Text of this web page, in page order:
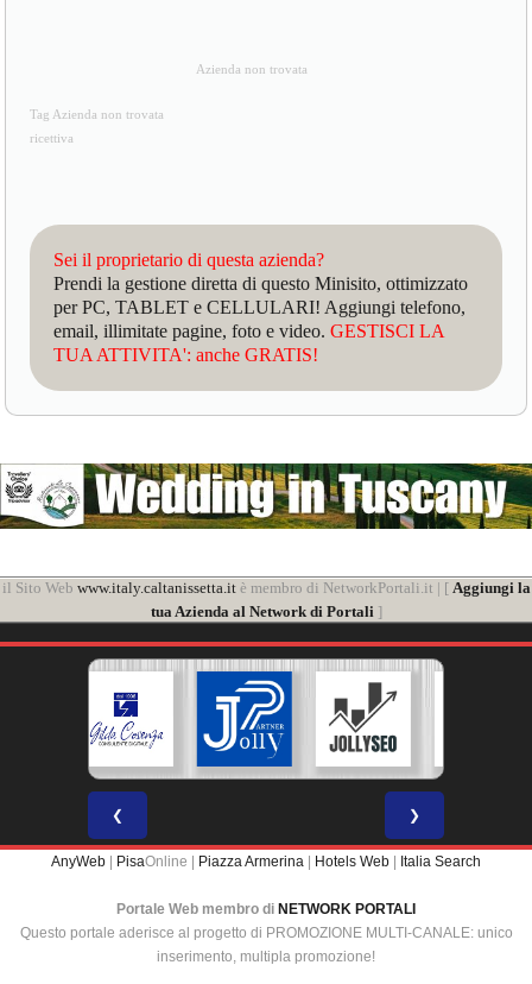
Azienda non trovata
Tag Azienda non trovata
ricettiva
Sei il proprietario di questa azienda?
Prendi la gestione diretta di questo Minisito, ottimizzato
per PC, TABLET e CELLULARI! Aggiungi telefono,
email, illimitate pagine, foto e video.GESTISCI LA
TUA ATTIVITA': anche GRATIS!
il Sito Web www.italy.caltanissetta.itè membro di NetworkPortali.it | [ Aggiungi la
tua Azienda al Network di Portali]
❮ ❯
AnyWeb PisaOnline | Piazza Armerina Hotels Web Italia Search
Portale Web membro di NETWORK PORTALI
Questo portale aderisce al progetto di PROMOZIONE MULTI-CANALE: unico
inserimento, multipla promozione!